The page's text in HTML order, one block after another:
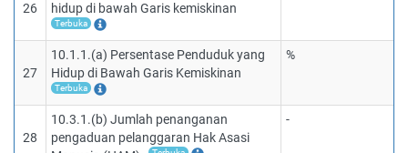
26
hidup di bawah Garis kemiskinan
Terbuka
27
10.1.1.(a) Persentase Penduduk yang
Hidup di Bawah Garis Kemiskinan
Terbuka
%
28
10.3.1.(b) Jumlah penanganan
pengaduan pelanggaran Hak Asasi
-